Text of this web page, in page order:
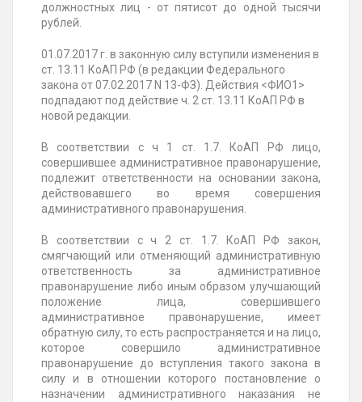
должностных лиц - от пятисот до одной тысячи
рублей.
01.07.2017 г. в законную силу вступили изменения в
ст. 13.11 КоАП РФ (в редакции Федерального
закона от 07.02.2017 N 13-ФЗ). Действия <ФИО1>
подпадают под действие ч. 2 ст. 13.11 КоАП РФ в
новой редакции.
В соответствии с ч 1 ст. 1.7. КоАП РФ лицо,
совершившее административное правонарушение,
подлежит ответственности на основании закона,
действовавшего во время совершения
административного правонарушения.
В соответствии с ч 2 ст. 1.7. КоАП РФ закон,
смягчающий или отменяющий административную
ответственность за административное
правонарушение либо иным образом улучшающий
положение лица, совершившего
административное правонарушение, имеет
обратную силу, то есть распространяется и на лицо,
которое совершило административное
правонарушение до вступления такого закона в
силу и в отношении которого постановление о
назначении административного наказания не